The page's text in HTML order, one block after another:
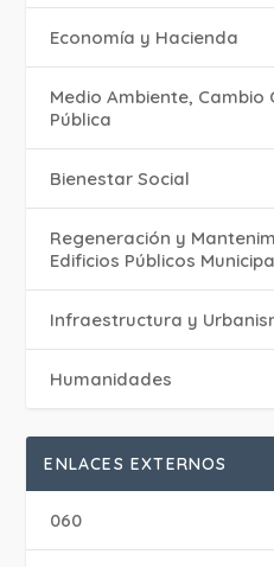
Economía y Hacienda
Medio Ambiente,
Pública
Bienestar Social
Regeneración y
Edificios Públicos
Infraestructura y
Humanidades
ENLACES EXTERNOS
060